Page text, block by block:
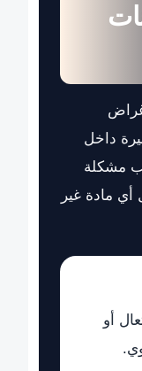
داخل
مشكلة
مادة غير
أو